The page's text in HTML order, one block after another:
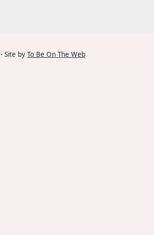
- Site by To Be On The Web